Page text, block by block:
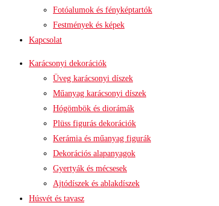
Fotóalumok és fényképtartók
Festmények és képek
Kapcsolat
Karácsonyi dekorációk
Üveg karácsonyi díszek
Műanyag karácsonyi díszek
Hógömbök és diorámák
Plüss figurás dekorációk
Kerámia és műanyag figurák
Dekorációs alapanyagok
Gyertyák és mécsesek
Ajtódíszek és ablakdíszek
Húsvét és tavasz